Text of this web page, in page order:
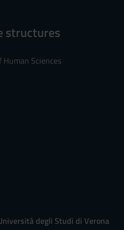
structures
Sciences
degli Studi di Verona